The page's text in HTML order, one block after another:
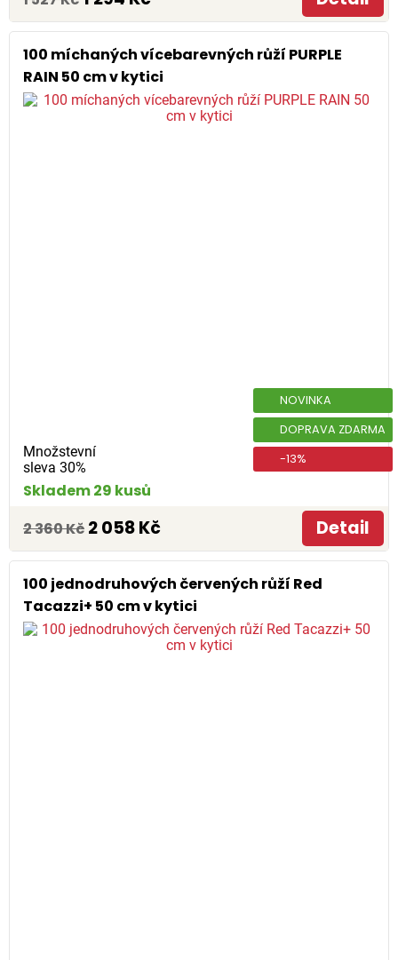
100 míchaných vícebarevných růží PURPLE
RAIN 50 cm v kytici
Množstevní
sleva 30%
NOVINKA
DOPRAVA ZDARMA
-13%
Skladem 29 kusů
2 360 Kč 2 058 Kč Detail
100 jednodruhových červených růží Red
Tacazzi+ 50 cm v kytici